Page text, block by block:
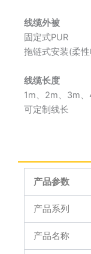
线缆外被
固定式PUR
拖链式安装(柔
线缆长度
1m、2m、3m
可定制线长
产品参数
产品系列
产品名称